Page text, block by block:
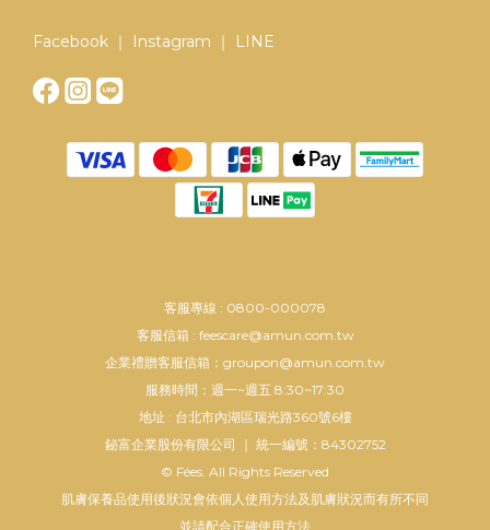
Facebook ｜ Instagram ｜ LINE
客服專線 : 0800-000078
客服信箱 : feescare@amun.com.tw
企業禮贈客服信箱：groupon@amun.com.tw
服務時間：週一~週五 8:30~17:30
地址 : 台北市內湖區瑞光路360號6樓
鉍富企業股份有限公司 ｜ 統一編號：84302752
© Fées. All Rights Reserved
肌膚保養品使用後狀況會依個人使用方法及肌膚狀況而有所不同
並請配合正確使用方法